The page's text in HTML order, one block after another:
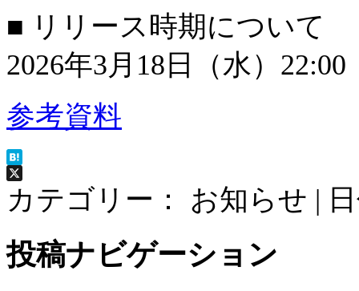
■ リリース時期について
2026年3月18日（水）22:00
参考資料
Hatena
カテゴリー： お知らせ |
投稿ナビゲーション